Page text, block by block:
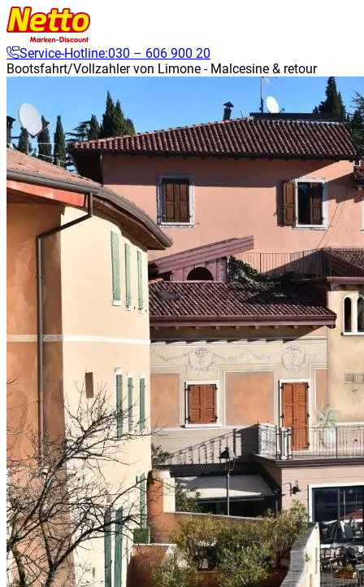
Service-Hotline:030 – 606 900 20
Bootsfahrt/Vollzahler von Limone - Malcesine & retour